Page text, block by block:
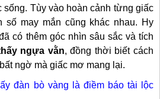
Tùy vào hoàn cảnh từng giấc
số may mắn cũng khác nhau. Hy
có thêm góc nhìn sâu sắc và tích
ngựa vằn, đồng thời biết cách
ngờ mà giấc mơ mang lại.
đàn bò vàng là điềm báo tài lộc